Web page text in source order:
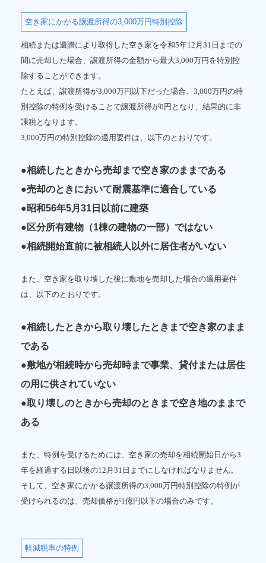
空き家にかかる譲渡所得の3,000万円特別控除
相続または遺贈により取得した空き家を令和5年12月31日までの
間に売却した場合、譲渡所得の金額から最大3,000万円を特別控
除することができます。
たとえば、譲渡所得が3,000万円以下だった場合、3,000万円の特
別控除の特例を受けることで譲渡所得が0円となり、結果的に非
課税となります。
3,000万円の特別控除の適用要件は、以下のとおりです。
●相続したときから売却まで空き家のままである
●売却のときにおいて耐震基準に適合している
●昭和56年5月31日以前に建築
●区分所有建物（1棟の建物の一部）ではない
●相続開始直前に被相続人以外に居住者がいない
また、空き家を取り壊した後に敷地を売却した場合の適用要件
は、以下のとおりです。
●相続したときから取り壊したときまで空き家のまま
である
●敷地が相続時から売却時まで事業、貸付または居住
の用に供されていない
●取り壊しのときから売却のときまで空き地のままで
ある
また、特例を受けるためには、空き家の売却を相続開始日から3
年を経過する日以後の12月31日までにしなければなりません。
そして、空き家にかかる譲渡所得の3,000万円特別控除の特例が
受けられるのは、売却価格が1億円以下の場合のみです。
軽減税率の特例